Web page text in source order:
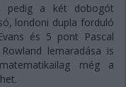
pedig a két dobogót
londoni dupla forduló
és 5 pont Pascal
lemaradása is
még a